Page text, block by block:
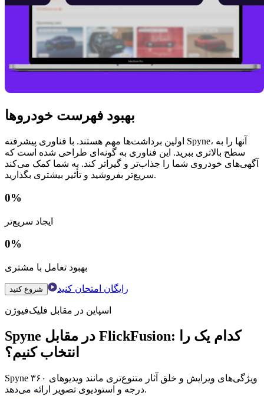
بهبود فهرست خودروها
اولین برداشت‌ها مهم هستند. با فناوری پیشرفته Spyne، آنها را به
سطح بالاتری ببرید. این فناوری به گونه‌ای طراحی شده است که
آگهی‌های خودروی شما را جذاب‌تر و گیراتر کند. به شما کمک می‌کند
سریع‌تر بفروشید و تأثیر بیشتری بگذارید.
0%
ایجاد سریع‌تر
0%
بهبود تعامل با مشتری
شروع کنید رایگان امتحان کنید
اسپاین در مقابل فلیک‌فیوژن
Spyne در مقابل FlickFusion: کدام یک را
انتخاب کنیم؟
Spyne ویژگی‌های ویرایش و خلق آثار متنوع‌تری مانند ویدیوهای ۳۶۰
درجه و استودیوی تصویر ارائه می‌دهد.